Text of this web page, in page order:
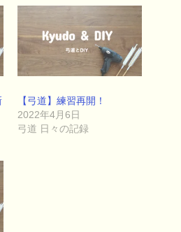
【弓道】練習再開！
2022年4月6日
弓道 日々の記録